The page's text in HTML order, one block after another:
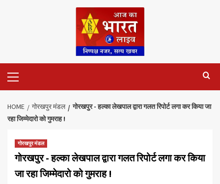
Menu
HOME गोरखपुर मंडल
गोरखपुर ‌- हल्का लेखपाल द्वारा गलत रिपोर्ट लगा कर किया जा
रहा जिम्मेदारो को गुमराह !
गोरखपुर मंडल
गोरखपुर ‌- हल्का लेखपाल द्वारा गलत रिपोर्ट लगा कर किया
जा रहा जिम्मेदारो को गुमराह !